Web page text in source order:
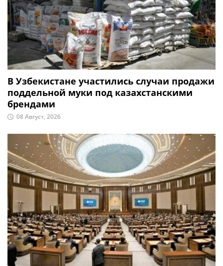
В Узбекистане участились случаи продажи
поддельной муки под казахстанскими
брендами
08 Август, 2026